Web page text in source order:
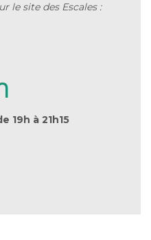
le site des Escales :
19h à 21h15